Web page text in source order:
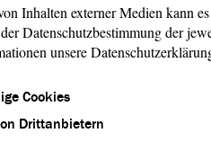
für die
zur Erprobung der
interessiert. Wäre das
von Bodycams beenden
zum Einsatz kamen,
sondern ein Anstieg
Es ließ sich keinerlei
Inhalten externer Medien kann
Datenschutzbestimmung der
unsere
Cookies
Drittanbietern